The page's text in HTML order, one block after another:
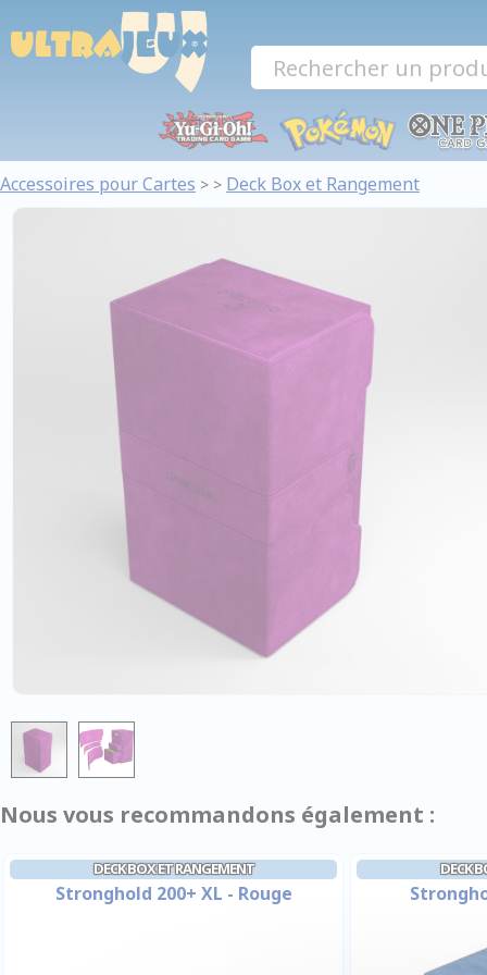
Accessoires pour Cartes > > Deck Box et Rangement
Nous vous recommandons également :
DECK BOX ET RANGEMENT
Stronghold 200+ XL - Rouge
DECK
Panneau de gestion des cookies